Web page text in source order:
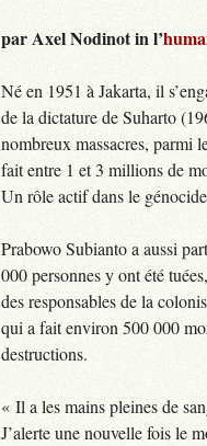
par Axel Nodinot in l’
Né en 1951 à Jakarta, il
de la dictature de Suharto
nombreux massacres, parmi
fait entre 1 et 3 millions de
Un rôle actif dans le
Prabowo Subianto a aussi
000 personnes y ont été
des responsables de la
qui a fait environ 500 000
destructions.
« Il a les mains pleines de
J’alerte une nouvelle fois le